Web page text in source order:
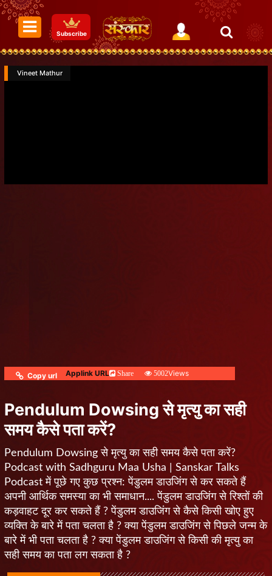
Subscribe
Vineet Mathur
Copy url Applink URL Share 5002Views
Pendulum Dowsing से मृत्यु का सही
समय कैसे पता करें?
Pendulum Dowsing से मृत्यु का सही समय कैसे पता करें?
Podcast with Sadhguru Maa Usha | Sanskar Talks
Podcast में पूछे गए कुछ प्रश्न: पेंडुलम डाउजिंग से कर सकते हैं
अपनी आर्थिक समस्या का भी समाधान.... पेंडुलम डाउजिंग से रिश्तों की
कड़वाहट दूर कर सकते हैं ? पेंडुलम डाउजिंग से कैसे किसी खोए हुए
व्यक्ति के बारे में पता चलता है ? क्या पेंडुलम डाउजिंग से पिछले जन्म के
बारे में भी पता चलता है ? क्या पेंडुलम डाउजिंग से किसी की मृत्यु का
सही समय का पता लग सकता है ?